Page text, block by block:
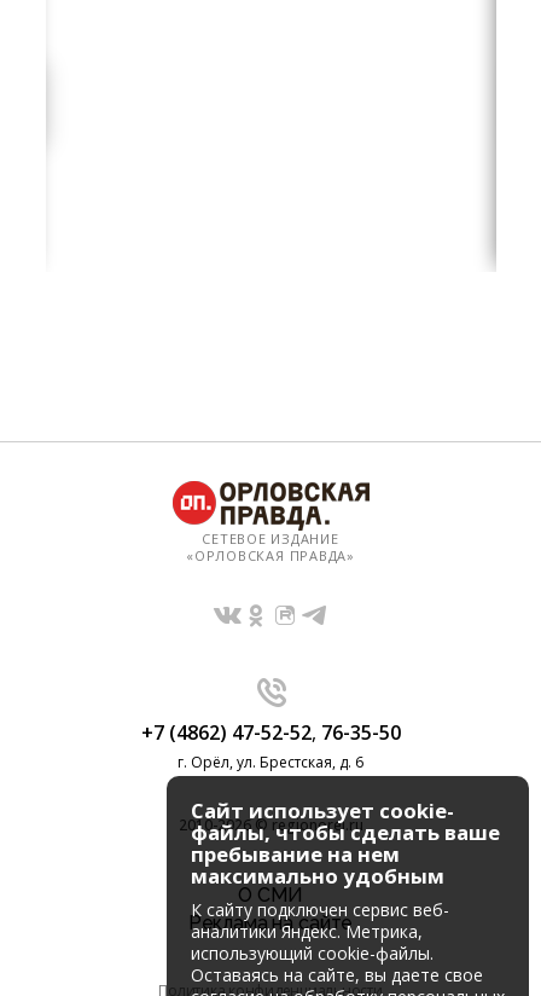
СЕТЕВОЕ ИЗДАНИЕ
«ОРЛОВСКАЯ ПРАВДА»
+7 (4862) 47-52-52, 76-35-50
г. Орёл, ул. Брестская, д. 6
2010-2026 © regionorel.ru
О СМИ
Реклама на сайте
Политика конфиденциальности
Сайт использует cookie-
файлы, чтобы сделать ваше
пребывание на нем
максимально удобным
К cайту подключен сервис веб-
аналитики Яндекс. Метрика,
использующий cookie-файлы.
Оставаясь на сайте, вы даете свое